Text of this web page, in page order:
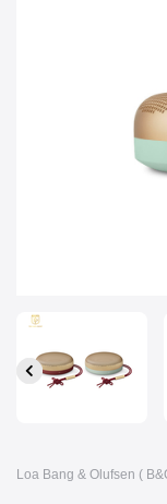
Loa Bang & Olufsen (